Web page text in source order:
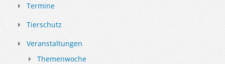
Termine
Tierschutz
Veranstaltungen
Themenwoche